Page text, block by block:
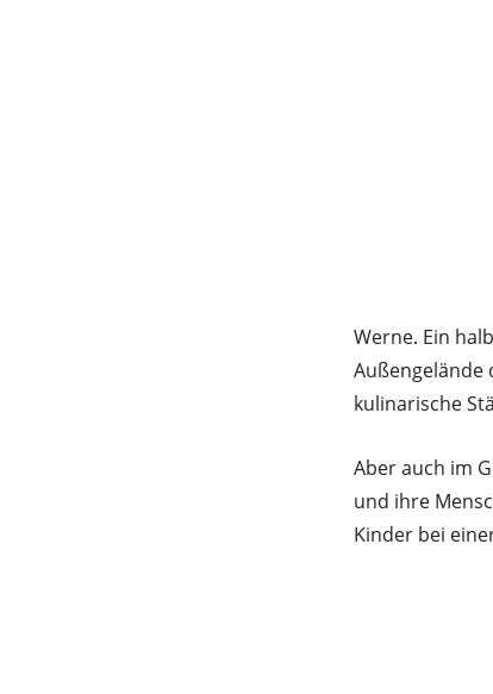
Werne. Ein
Außengelände
kulinarische
Aber auch im
und ihre
Kinder bei